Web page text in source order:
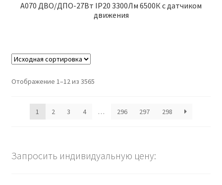
A070 ДВО/ДПО-27Вт IP20 3300Лм 6500К с датчиком
движения
Отображение 1–12 из 3565
1 2 3 4 … 296 297 298
Запросить индивидуальную цену: